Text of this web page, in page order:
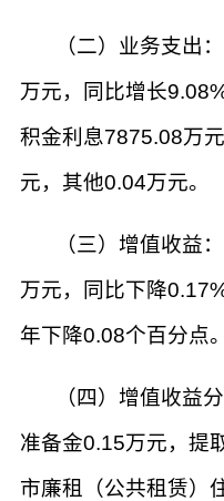
（二）业务支出
万元，同比增长
积金利息7875.08万
元，其他0.04万元。
（三）增值收益
万元，同比下降
年下降0.08个百分点。
（四）增值收益
准备金0.15万元，提
市廉租（公共租赁）